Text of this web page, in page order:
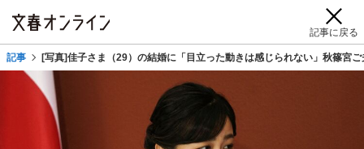
記事に戻る
記事 [写真]佳子さま（29）の結婚に「目立った動きは感じられない」秋篠宮